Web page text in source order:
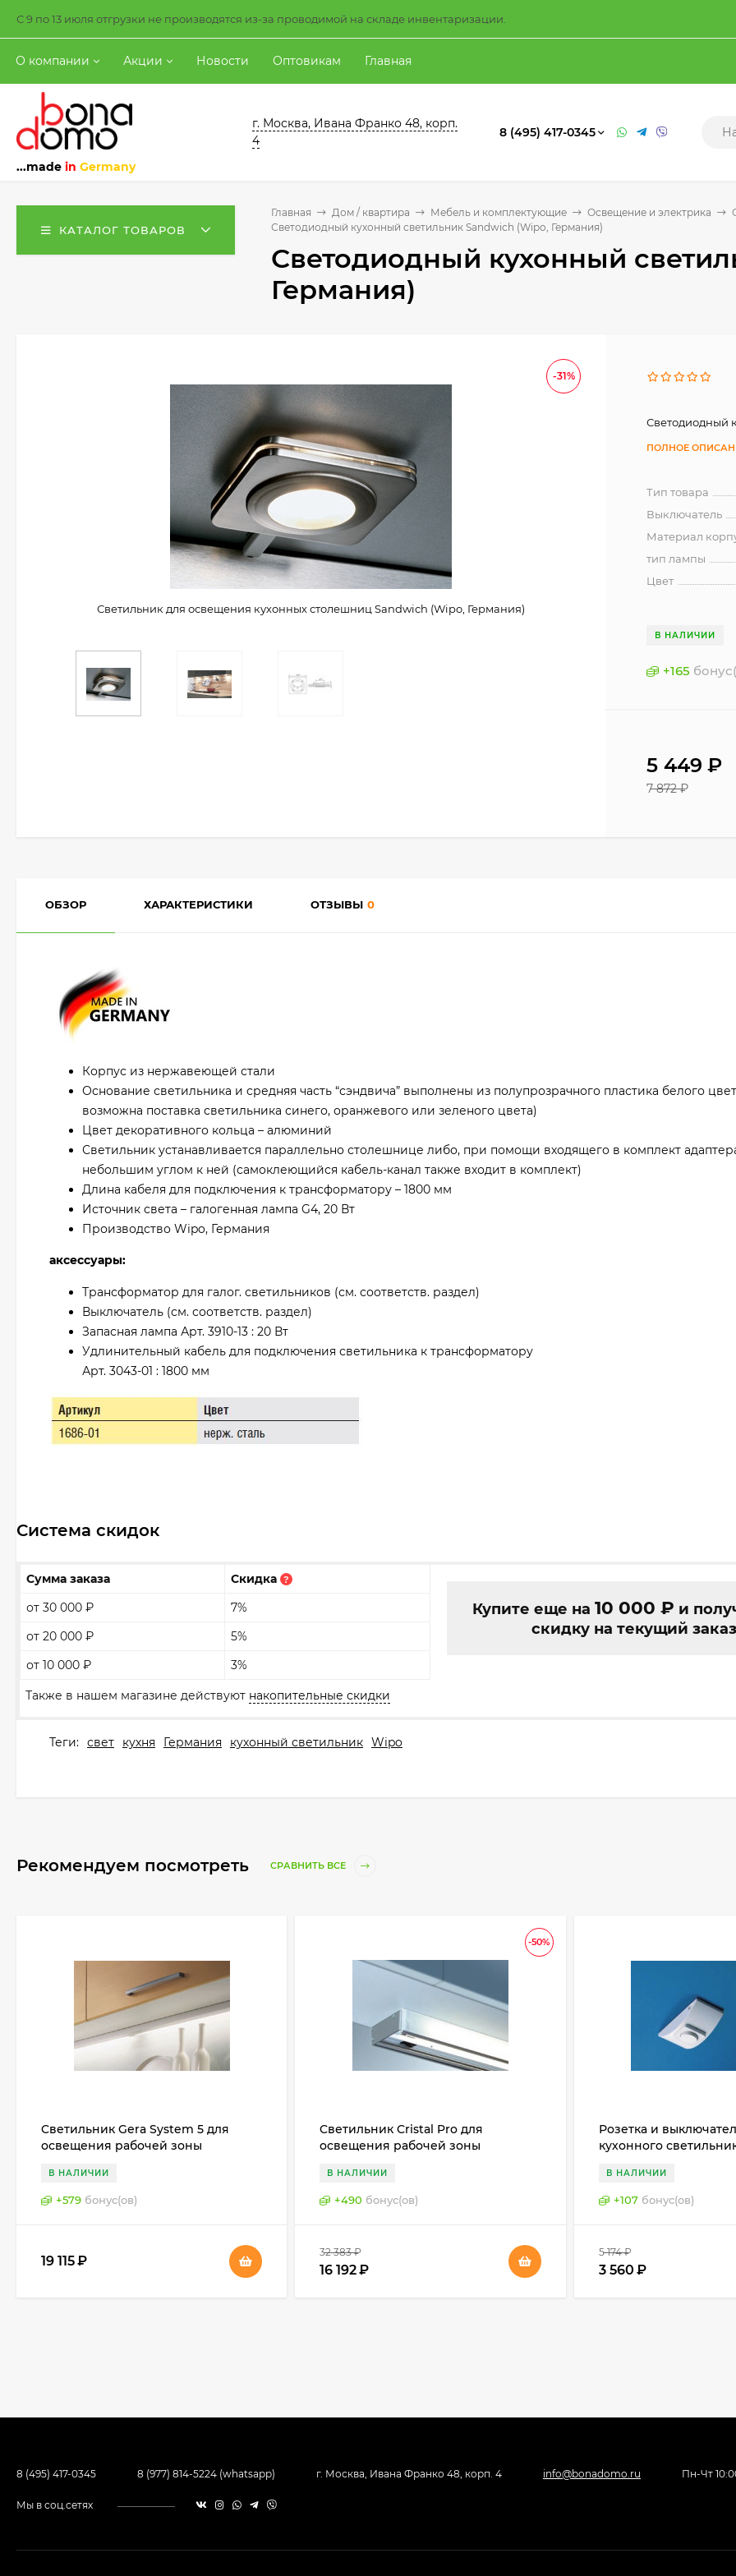
С 9 по 13 июля отгрузки не производятся из-за проводимой на складе инвентаризации.
О компании Акции Новости Оптовикам Главная
...made in Germany
г. Москва, Ивана Франко 48, корп.
4
8 (495) 417-0345
КАТАЛОГ ТОВАРОВ
Главная Дом / квартира Мебель и комплектующие Освещение и электрика
Светодиодный кухонный светильник Sandwich (Wipo, Германия)
Светодиодный кухонный
Германия)
-31%
Светильник для освещения кухонных столешниц Sandwich (Wipo, Германия)
Светодиодный
ПОЛНОЕ
Тип товара
Выключатель
Материал
тип лампы
Цвет
В НАЛИЧИИ
+165
5 449 ₽
7 872 ₽
ОБЗОР ХАРАКТЕРИСТИКИ ОТЗЫВЫ 0
Корпус из нержавеющей стали
Основание светильника и средняя часть “сэндвича” выполнены из полупрозрачного пластика белого
возможна поставка светильника синего, оранжевого или зеленого цвета)
Цвет декоративного кольца – алюминий
Светильник устанавливается параллельно столешнице либо, при помощи входящего в комплект
небольшим углом к ней (самоклеющийся кабель-канал также входит в комплект)
Длина кабеля для подключения к трансформатору – 1800 мм
Источник света – галогенная лампа G4, 20 Вт
Производство Wipo, Германия
аксессуары:
Трансформатор для галог. светильников (см. соответств. раздел)
Выключатель (см. соответств. раздел)
Запасная лампа Арт. 3910-13 : 20 Вт
Удлинительный кабель для подключения светильника к трансформатору
Арт. 3043-01 : 1800 мм
Система скидок
Сумма заказа Скидка ?
от 30 000 ₽
7%
от 20 000 ₽
5%
от 10 000 ₽ 3%
Купите еще на 10 000 ₽ и
скидку на текущий
Также в нашем магазине действуют накопительные скидки
Теги: свет кухня Германия кухонный светильник Wipo
Рекомендуем посмотреть СРАВНИТЬ ВСЕ
Cветильник Gera System 5 для
освещения рабочей зоны
В НАЛИЧИИ
+579 бонус(ов)
19 115₽
-50%
Cветильник Cristal Pro для
освещения рабочей зоны
В НАЛИЧИИ
+490 бонус(ов)
32 383 ₽
16 192₽
Розетка и
кухонного
В НАЛИЧИИ
+107 бонус(ов)
5 174 ₽
3 560 ₽
8 (495) 417-0345 8 (977) 814-5224 (whatsapp) г. Москва, Ивана Франко 48, корп. 4 info@bonadomo.ru Пн-Чт
Мы в соц.сетях